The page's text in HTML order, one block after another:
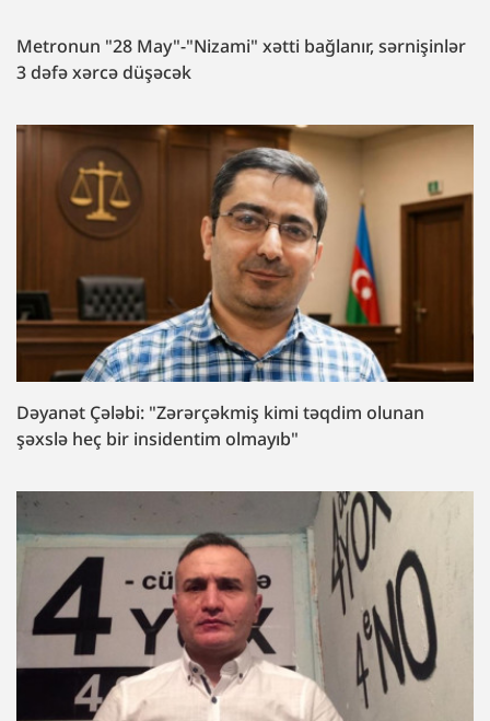
Metronun "28 May"-"Nizami" xətti bağlanır, sərnişinlər
3 dəfə xərcə düşəcək
Dəyanət Çələbi: "Zərərçəkmiş kimi təqdim olunan
şəxslə heç bir insidentim olmayıb"